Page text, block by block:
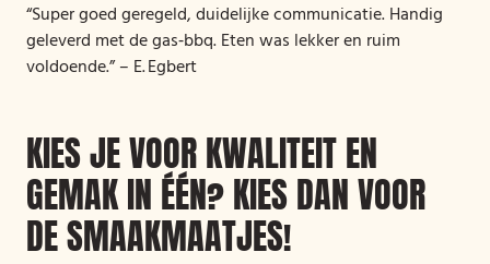
“Super goed geregeld, duidelijke communicatie. Handig
geleverd met de gas‑bbq. Eten was lekker en ruim
voldoende.” – E. Egbert
KIES JE VOOR KWALITEIT EN
GEMAK IN ÉÉN? KIES DAN VOOR
DE SMAAKMAATJES!